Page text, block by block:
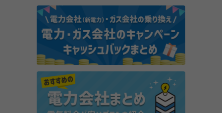
電気代を払い忘れたらすぐに止まる？止まった場合の
復旧方法も解説
電力会社との電気の契約はクーリング・オフできる？
クーリング・オフのやり方を解説